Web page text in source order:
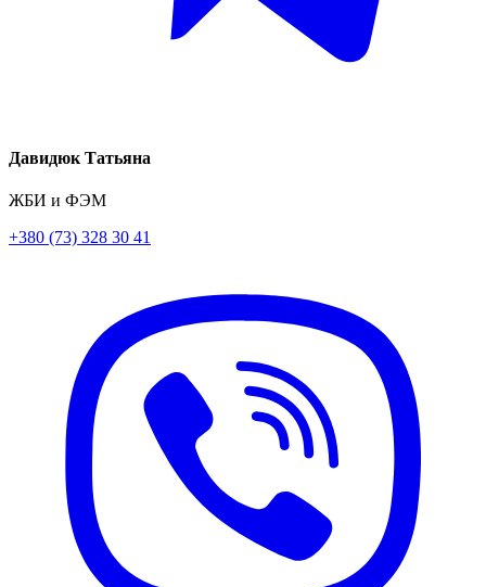
Давидюк Татьяна
ЖБИ и ФЭМ
+380 (73) 328 30 41